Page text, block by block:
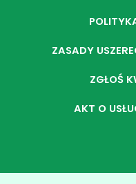
ZASADY
ZGŁOŚ
AKT O